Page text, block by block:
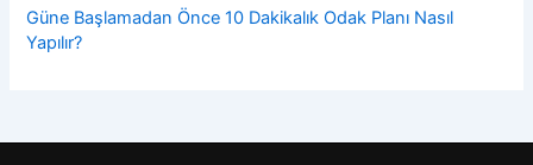
Güne Başlamadan Önce 10 Dakikalık Odak Planı Nasıl
Yapılır?